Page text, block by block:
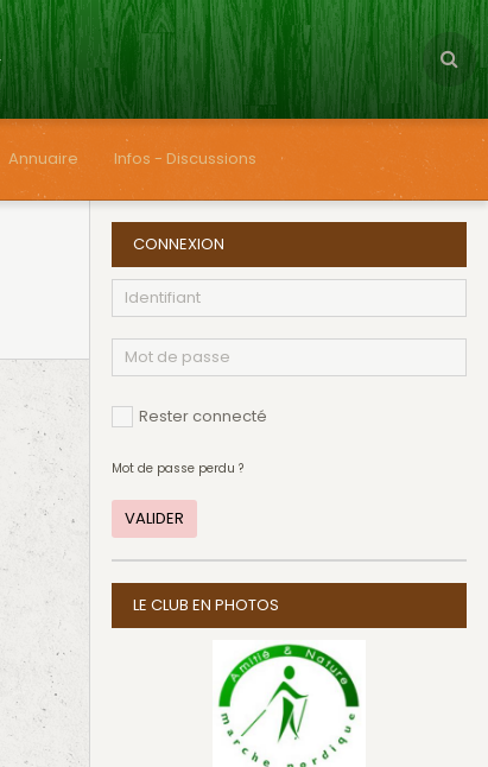
Annuaire Infos - Discussions
CONNEXION
Rester connecté
Mot de passe perdu ?
VALIDER
LE CLUB EN PHOTOS